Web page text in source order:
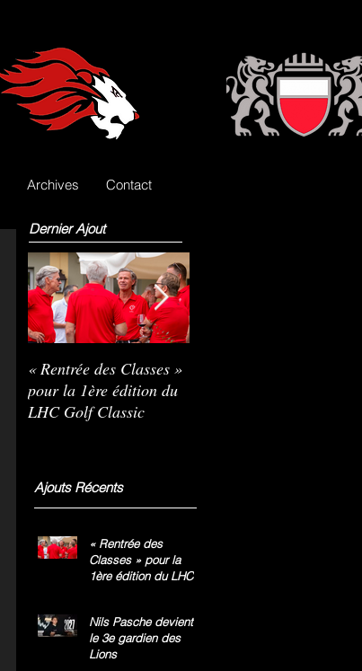
Archives Contact
Dernier Ajout
« Rentrée des Classes »
pour la 1ère édition du
LHC Golf Classic
Ajouts Récents
« Rentrée des
Classes » pour la
1ère édition du LHC
Nils Pasche devient
le 3e gardien des
Lions